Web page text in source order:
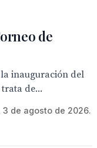
de
inauguración del
de...
de agosto de 2026.